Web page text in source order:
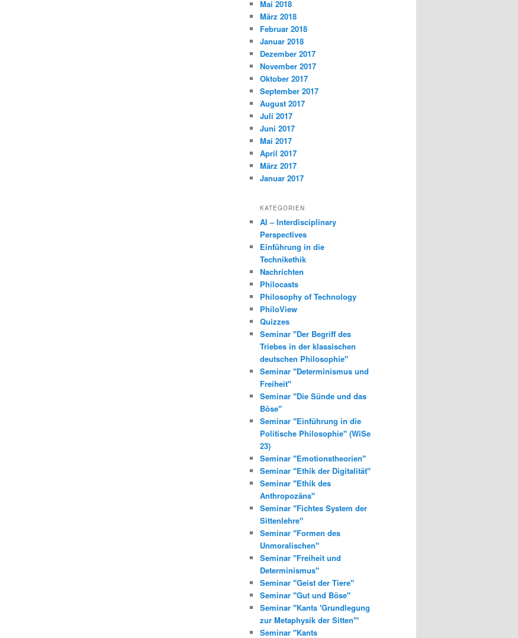
Mai 2018
März 2018
Februar 2018
Januar 2018
Dezember 2017
November 2017
Oktober 2017
September 2017
August 2017
Juli 2017
Juni 2017
Mai 2017
April 2017
März 2017
Januar 2017
KATEGORIEN
AI – Interdisciplinary
Perspectives
Einführung in die
Technikethik
Nachrichten
Philocasts
Philosophy of Technology
PhiloView
Quizzes
Seminar "Der Begriff des
Triebes in der klassischen
deutschen Philosophie"
Seminar "Determinismus und
Freiheit"
Seminar "Die Sünde und das
Böse"
Seminar "Einführung in die
Politische Philosophie" (WiSe
23)
Seminar "Emotionstheorien"
Seminar "Ethik der Digitalität"
Seminar "Ethik des
Anthropozäns"
Seminar "Fichtes System der
Sittenlehre"
Seminar "Formen des
Unmoralischen"
Seminar "Freiheit und
Determinismus"
Seminar "Geist der Tiere"
Seminar "Gut und Böse"
Seminar "Kants 'Grundlegung
zur Metaphysik der Sitten'"
Seminar "Kants